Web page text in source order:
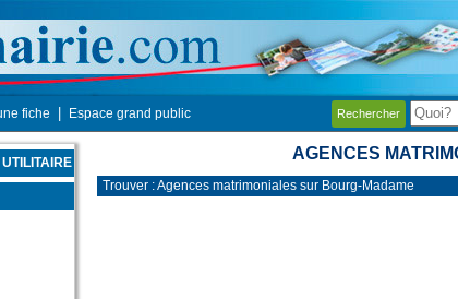
fiche Espace grand public Rechercher
AGENCES
Trouver : Agences matrimoniales sur Bourg-Madame